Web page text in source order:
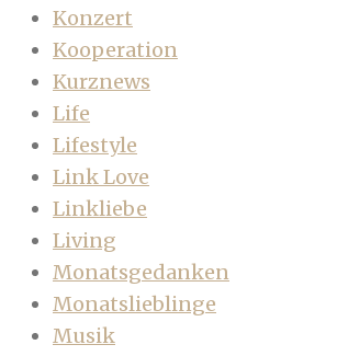
Konzert
Kooperation
Kurznews
Life
Lifestyle
Link Love
Linkliebe
Living
Monatsgedanken
Monatslieblinge
Musik